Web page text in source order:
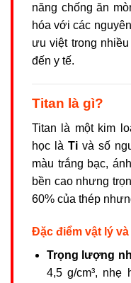
năng chống ăn
hóa với các
ưu việt trong
đến y tế.
Titan là gì?
Titan là một kim
học là Tivà số
màu trắng bạc,
bền cao nhưng
60% của thép
Đặc điểm vật lý
Trọng lượng
4,5 g/cm³,